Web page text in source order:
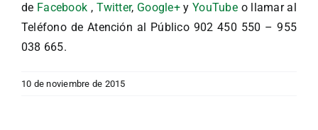
de Facebook , Twitter, Google+yYouTubeo llamar al
Teléfono de Atención al Público 902 450 550 – 955
038 665.
10 de noviembre de 2015